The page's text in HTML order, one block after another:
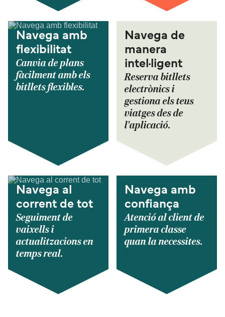
Navega amb
flexibilitat
Canvia de plans
fàcilment amb els
bitllets flexibles.
Navega de
manera
intel·ligent
Reserva bitllets
electrònics i
gestiona els teus
viatges des de
l'aplicació.
Navega al
corrent de tot
Seguiment de
vaixells i
actualitzacions en
temps real.
Navega amb
confiança
Atenció al client de
primera classe
quan la necessites.